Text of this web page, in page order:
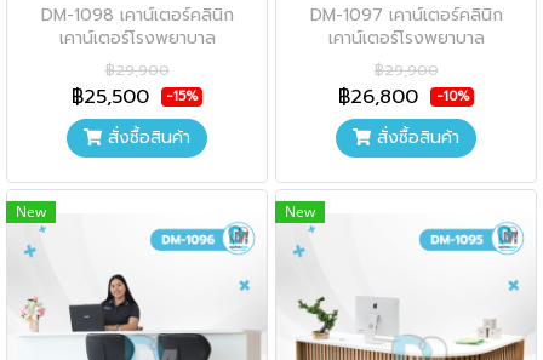
DM-1098 เคาน์เตอร์คลินิก
เคาน์เตอร์โรงพยาบาล
฿29,900
฿25,500 -15%
สั่งซื้อสินค้า
DM-1097 เคาน์เตอร์คลินิก
เคาน์เตอร์โรงพยาบาล
฿29,900
฿26,800 -10%
สั่งซื้อสินค้า
New New